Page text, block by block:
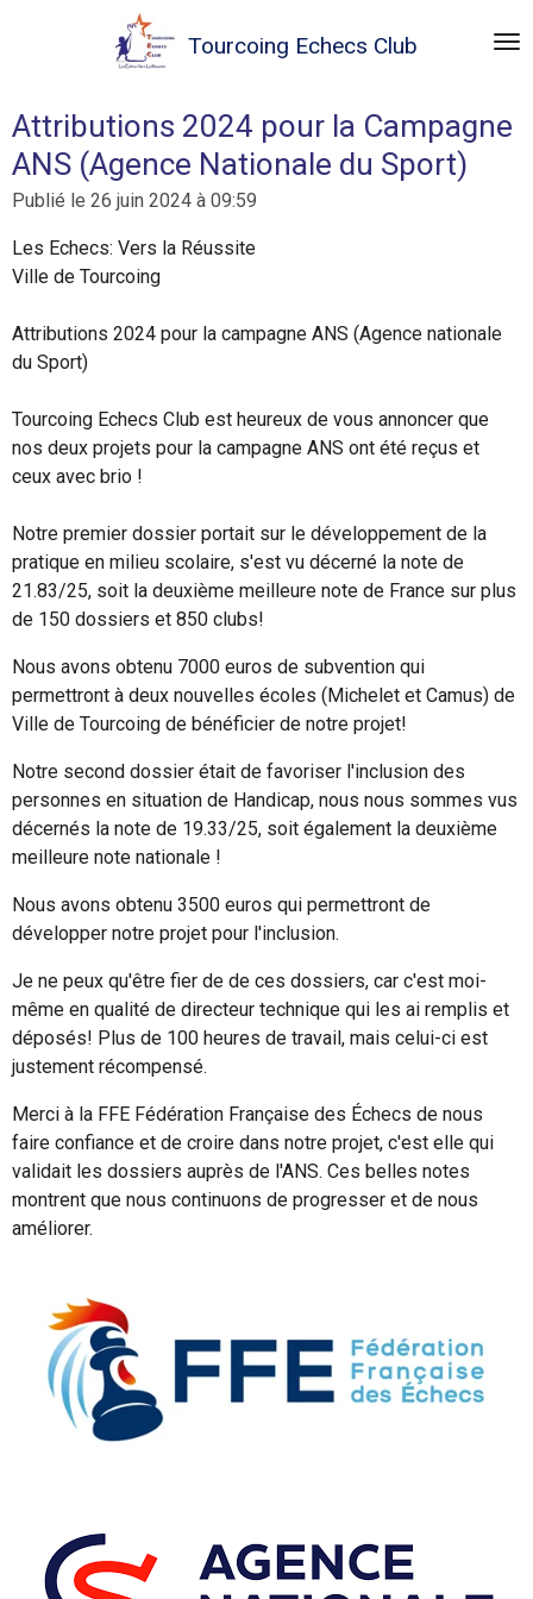
principal
Tourcoing Echecs Club
Attributions 2024 pour la Campagne
ANS (Agence Nationale du Sport)
Publié le 26 juin 2024 à 09:59
Les Echecs: Vers la Réussite
Ville de Tourcoing
Attributions 2024 pour la campagne ANS (Agence nationale
du Sport)
Tourcoing Echecs Club est heureux de vous annoncer que
nos deux projets pour la campagne ANS ont été reçus et
ceux avec brio !
Notre premier dossier portait sur le développement de la
pratique en milieu scolaire, s'est vu décerné la note de
21.83/25, soit la deuxième meilleure note de France sur plus
de 150 dossiers et 850 clubs!
Nous avons obtenu 7000 euros de subvention qui
permettront à deux nouvelles écoles (Michelet et Camus) de
Ville de Tourcoing de bénéficier de notre projet!
Notre second dossier était de favoriser l'inclusion des
personnes en situation de Handicap, nous nous sommes vus
décernés la note de 19.33/25, soit également la deuxième
meilleure note nationale !
Nous avons obtenu 3500 euros qui permettront de
développer notre projet pour l'inclusion.
Je ne peux qu'être fier de de ces dossiers, car c'est moi-
même en qualité de directeur technique qui les ai remplis et
déposés! Plus de 100 heures de travail, mais celui-ci est
justement récompensé.
Merci à la FFE Fédération Française des Échecs de nous
faire confiance et de croire dans notre projet, c'est elle qui
validait les dossiers auprès de l'ANS. Ces belles notes
montrent que nous continuons de progresser et de nous
améliorer.